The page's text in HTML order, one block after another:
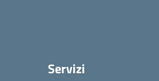
Servizi